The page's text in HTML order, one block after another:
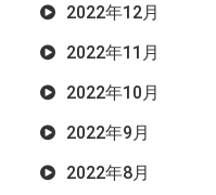
2022年12月
2022年11月
2022年10月
2022年9月
2022年8月